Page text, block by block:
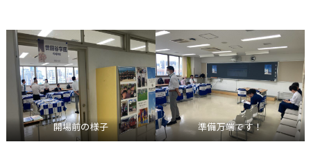
開場前の様子 準備万端です！